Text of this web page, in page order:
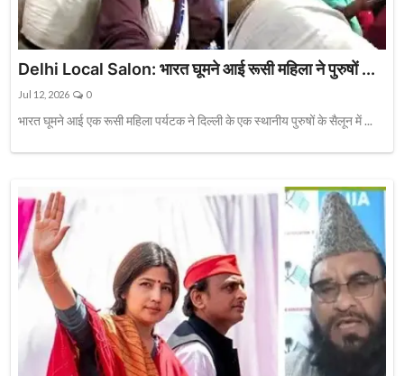
Delhi Local Salon: भारत घूमने आई रूसी महिला ने पुरुषों ...
Jul 12, 2026 0
भारत घूमने आई एक रूसी महिला पर्यटक ने दिल्ली के एक स्थानीय पुरुषों के सैलून में ...